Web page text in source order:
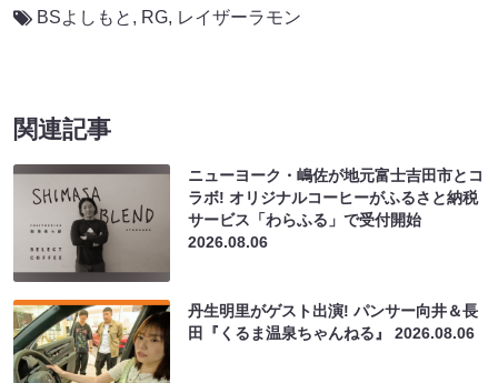
BSよしもと , RG, レイザーラモン
関連記事
ニューヨーク・嶋佐が地元富士吉田市とコ
ラボ! オリジナルコーヒーがふるさと納税
サービス「わらふる」で受付開始
2026.08.06
丹生明里がゲスト出演! パンサー向井＆長
田『くるま温泉ちゃんねる』2026.08.06